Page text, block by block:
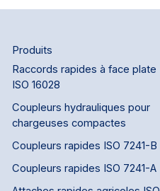
Produits
Raccords rapides à face plate
ISO 16028
Coupleurs hydrauliques pour
chargeuses compactes
Coupleurs rapides ISO 7241-B
Coupleurs rapides ISO 7241-A